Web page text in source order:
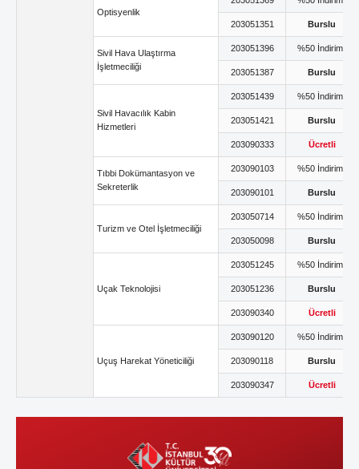
Optisyenlik
203051351 Burslu
Sivil Hava Ulaştırma
İşletmeciliği
203051396 %50 İndirimli
203051387 Burslu
Sivil Havacılık Kabin
Hizmetleri
203051439 %50 İndirimli
203051421 Burslu
203090333 Ücretli
Tıbbi Dokümantasyon ve
Sekreterlik
203090103 %50 İndirimli
203090101 Burslu
Turizm ve Otel İşletmeciliği
203050714 %50 İndirimli
203050098 Burslu
Uçak Teknolojisi
203051245 %50 İndirimli
203051236 Burslu
203090340 Ücretli
Uçuş Harekat Yöneticiliği
203090120 %50 İndirimli
203090118 Burslu
203090347 Ücretli